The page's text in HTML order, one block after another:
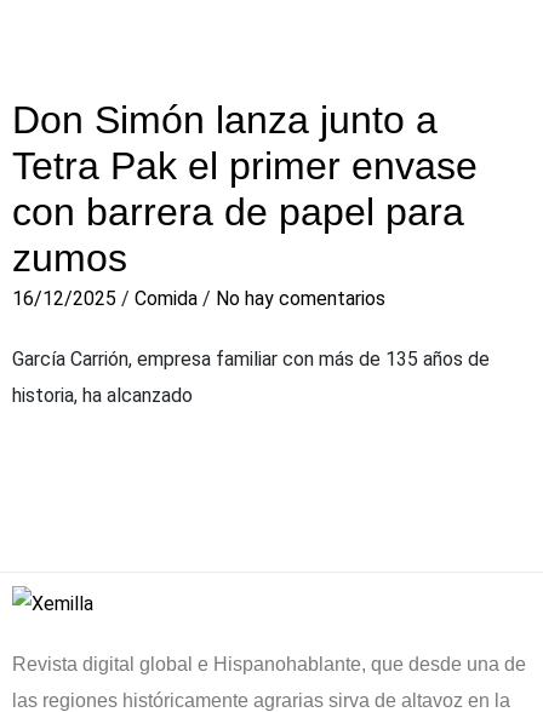
Don Simón lanza junto a
Tetra Pak el primer envase
con barrera de papel para
zumos
16/12/2025 / Comida / No hay comentarios
García Carrión, empresa familiar con más de 135 años de
historia, ha alcanzado
Revista digital global e Hispanohablante, que desde una de
las regiones históricamente agrarias sirva de altavoz en la